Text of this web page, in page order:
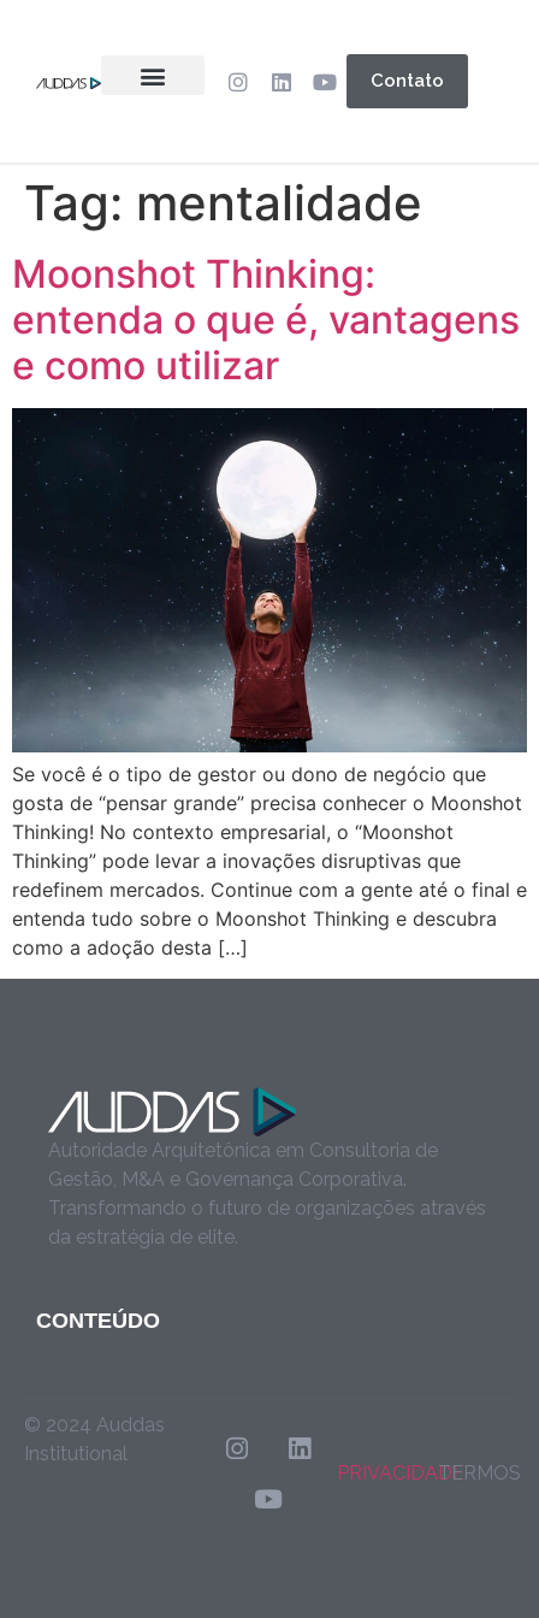
Contato
Tag: mentalidade
Moonshot Thinking:
entenda o que é, vantagens
e como utilizar
Se você é o tipo de gestor ou dono de negócio que
gosta de “pensar grande” precisa conhecer o Moonshot
Thinking! No contexto empresarial, o “Moonshot
Thinking” pode levar a inovações disruptivas que
redefinem mercados. Continue com a gente até o final e
entenda tudo sobre o Moonshot Thinking e descubra
como a adoção desta […]
Autoridade Arquitetônica em Consultoria de
Gestão, M&A e Governança Corporativa.
Transformando o futuro de organizações através
da estratégia de elite.
CONTEÚDO
© 2024 Auddas
Institutional
PRIVACIDADETERMOS